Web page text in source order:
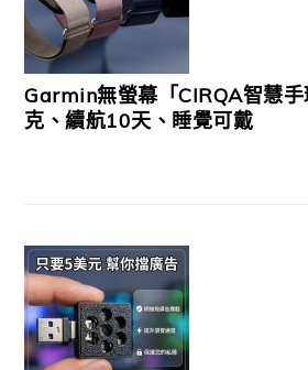
Garmin無螢幕「CIRQA智慧
克、續航10天、睡覺可戴